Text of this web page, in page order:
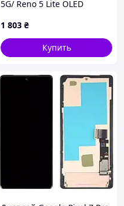
5G/ Reno 5 Lite OLED
1 803 ₴
Купить